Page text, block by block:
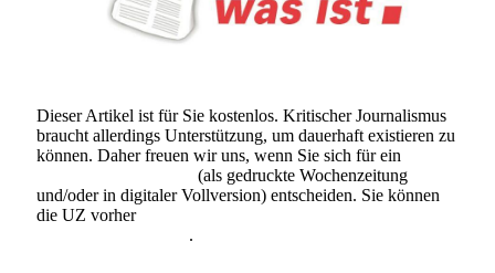
Dieser Artikel ist für Sie kostenlos. Kritischer Journalismus
braucht allerdings Unterstützung, um dauerhaft existieren zu
können. Daher freuen wir uns, wenn Sie sich für ein
(als gedruckte Wochenzeitung
und/oder in digitaler Vollversion) entscheiden. Sie können
die UZ vorher
.